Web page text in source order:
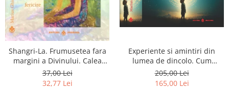
Shangri-La. Frumusetea fara
margini a Divinului. Calea
catre fericire
37,00 Lei
32,77 Lei
Experiente si amintiri din
lumea de dincolo. Cum
obtinem puteri
extrasenzoriale - cu exercitii
205,00 Lei
165,00 Lei